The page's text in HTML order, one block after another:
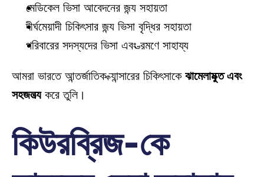
মেডিকেল ভিসা আবেদনের জন্য সহায়তা
দীর্ঘমেয়াদী চিকিৎসার জন্য ভিসা বৃদ্ধির সহায়তা
পরিবারের সদস্যদের ভিসা এবং ভ্রমণে সাহায্য
আমরা ভারতে আন্তর্জাতিক ক্যান্সারের চিকিৎসাকে ঝামেলামুক্ত এবং
সহজলভ্য করে তুলি।
কিউরব্রিজ-কে